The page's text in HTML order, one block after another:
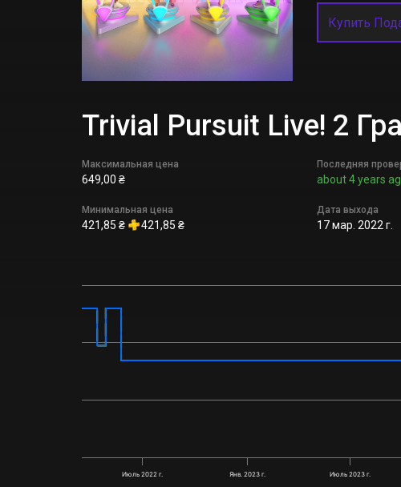
Купить
Trivial Pursuit Live! 2
Максимальная цена
649,00 ₴
Минимальная цена
421,85 ₴ 421,85 ₴
Последняя
about 4 years
Дата выхода
17 мар. 2022 г.
Июль 2022 г. Янв. 2023 г. Июль 2023 г.